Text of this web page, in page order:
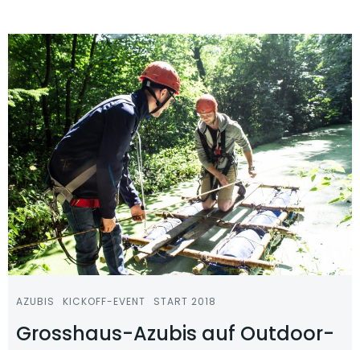
AZUBIS KICKOFF-EVENT START 2018
Grosshaus-Azubis auf Outdoor-